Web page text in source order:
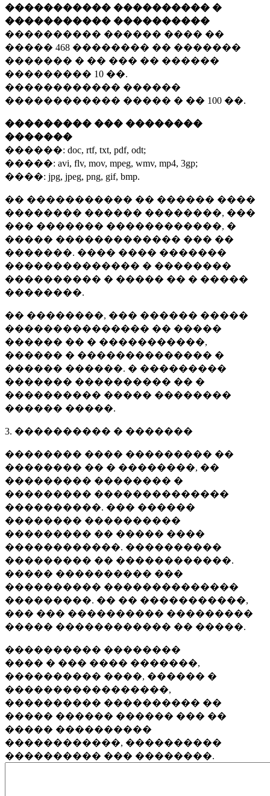
����������� ���������� �
����������� ����������
���������� ������ ���� ��
����� 468 �������� �� �������
������� � �� ��� �� ������
��������� 10 ��.
������������ ������
������������ ����� � �� 100 ��.
��������� ��� ��������
�������
������: doc, rtf, txt, pdf, odt;
�����: avi, flv, mov, mpeg, wmv, mp4, 3gp;
����: jpg, jpeg, png, gif, bmp.
�� ����������� �� ������ ����
�������� ������ ��������, ���
��� ������� ������������, �
����� ������������� ��� ��
�������. ���� ���� �������
�������������� � ��������
���������� � ����� �� � �����
��������.
�� ��������, ��� ������ �����
��������������� �� �����
������ �� � �����������,
������ � �������������� �
������ ������. � ���������
������� ���������� �� �
���������� ����� ��������
������ �����.
3. ���������� � �������
�������� ���� ��������� ��
�������� �� � ��������, ��
��������� �������� �
��������� ��������������
����������. ��� ������
�������� ����������
��������� �� ����� ����
������������. ����������
��������� �� ������������.
����� ���������� ���
���������� ��������������
���������. �� �� �����������,
��� ��� ���������� ���������
����� ������������ �� �����.
���������� ��������
���� � ��� ���� �������,
���������� ����, ������ �
�����������������,
���������� ���������� ��
����� ������ ������ ��� ��
����� ����������
������������, ����������
���������� ��� ��������.